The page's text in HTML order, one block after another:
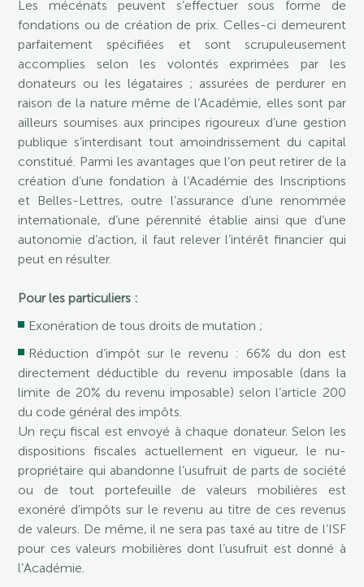
Les mécénats peuvent s’effectuer sous forme de
fondations ou de création de prix. Celles-ci demeurent
parfaitement spécifiées et sont scrupuleusement
accomplies selon les volontés exprimées par les
donateurs ou les légataires ; assurées de perdurer en
raison de la nature même de l’Académie, elles sont par
ailleurs soumises aux principes rigoureux d’une gestion
publique s’interdisant tout amoindrissement du capital
constitué. Parmi les avantages que l’on peut retirer de la
création d’une fondation à l’Académie des Inscriptions
et Belles-Lettres, outre l’assurance d’une renommée
internationale, d’une pérennité établie ainsi que d’une
autonomie d’action, il faut relever l’intérêt financier qui
peut en résulter.
Pour les particuliers :
Exonération de tous droits de mutation ;
Réduction d’impôt sur le revenu : 66% du don est
directement déductible du revenu imposable (dans la
limite de 20% du revenu imposable) selon l’article 200
du code général des impôts.
Un reçu fiscal est envoyé à chaque donateur. Selon les
dispositions fiscales actuellement en vigueur, le nu-
propriétaire qui abandonne l’usufruit de parts de société
ou de tout portefeuille de valeurs mobilières est
exonéré d’impôts sur le revenu au titre de ces revenus
de valeurs. De même, il ne sera pas taxé au titre de l’ISF
pour ces valeurs mobilières dont l’usufruit est donné à
l’Académie.